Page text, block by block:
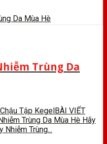
Trùng Da
Tập KegelBÀI VIẾT
Trùng Da Mùa Hè Hãy
Nhiễm Trùng...